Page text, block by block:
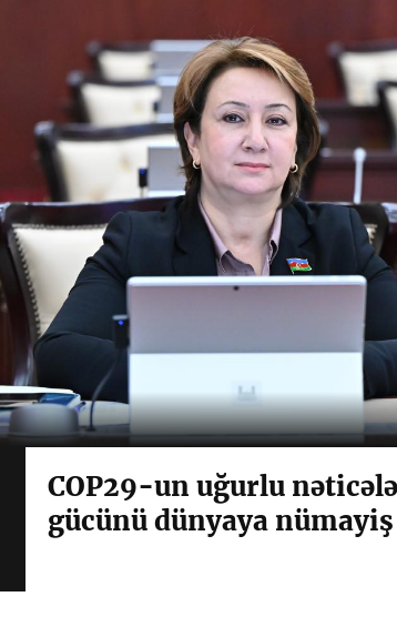
COP29-un uğurlu
gücünü dünyaya